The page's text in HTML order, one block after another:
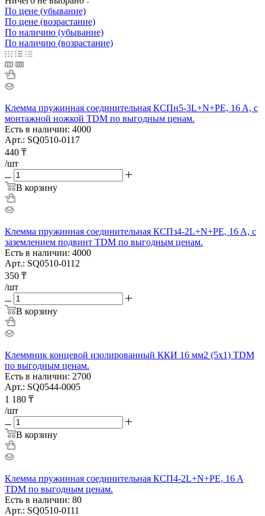
По цене (убывание)
По цене (возрастание)
По наличию (убывание)
По наличию (возрастание)
Клемма пружинная соединительная КСПн5-3L+N+PE, 16 A, с
монтажной ножкой TDM по выгодным ценам.
Есть в наличии: 4000
Арт.: SQ0510-0117
440 ₸
/шт
В корзину
Клемма пружинная соединительная КСПз4-2L+N+PE, 16 A, с
заземлением подвинт TDM по выгодным ценам.
Есть в наличии: 4000
Арт.: SQ0510-0112
350 ₸
/шт
В корзину
Клеммник концевой изолированный ККИ 16 мм2 (5х1) TDM
по выгодным ценам.
Есть в наличии: 2700
Арт.: SQ0544-0005
1 180 ₸
/шт
В корзину
Клемма пружинная соединительная КСП4-2L+N+PE, 16 A
TDM по выгодным ценам.
Есть в наличии: 80
Арт.: SQ0510-0111